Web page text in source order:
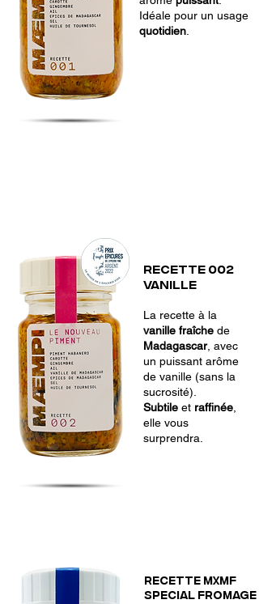
Idéale pour un usage
quotidien
La recette à la
vanille fraîche de
Madagascar, avec
un puissant arôme
de vanille (sans la
sucrosité).
Subtile et raffinée
elle vous
surprendra.
Recette 002
Vanille
Recette MXMF
SPECIAL FROMAGE